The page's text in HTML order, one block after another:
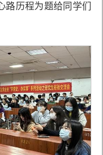
历程为题给同学们